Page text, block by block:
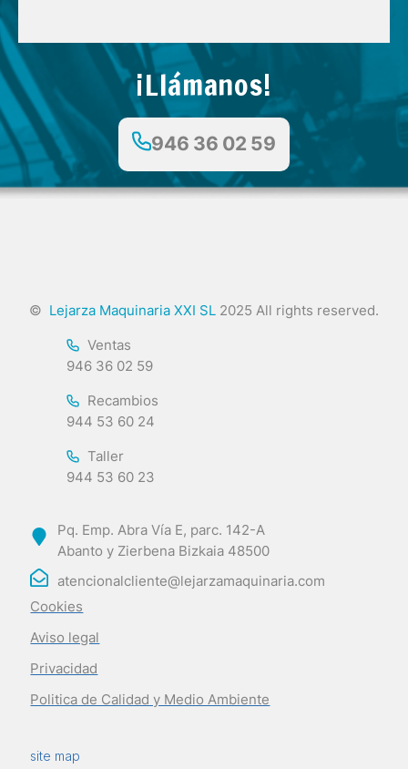
¡Llámanos!
946 36 02 59
© Lejarza Maquinaria XXI SL 2025 All rights reserved.
Ventas
946 36 02 59
Recambios
944 53 60 24
Taller
944 53 60 23
Pq. Emp. Abra Vía E, parc. 142-A
Abanto y Zierbena Bizkaia 48500
atencionalcliente@lejarzamaquinaria.com
Cookies
Aviso legal
Privacidad
Politica de Calidad y Medio Ambiente
site map